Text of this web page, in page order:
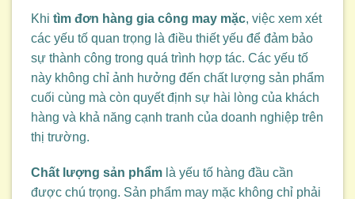
Khi tìm đơn hàng gia công may mặc, việc xem xét
các yếu tố quan trọng là điều thiết yếu để đảm bảo
sự thành công trong quá trình hợp tác. Các yếu tố
này không chỉ ảnh hưởng đến chất lượng sản phẩm
cuối cùng mà còn quyết định sự hài lòng của khách
hàng và khả năng cạnh tranh của doanh nghiệp trên
thị trường.
Chất lượng sản phẩm là yếu tố hàng đầu cần
được chú trọng. Sản phẩm may mặc không chỉ phải